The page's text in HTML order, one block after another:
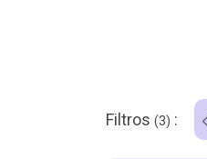
Filtros (3) :